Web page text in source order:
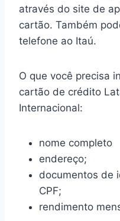
através do site de
cartão. Também
telefone ao Itaú.
O que você precisa
cartão de crédito
Internacional:
nome completo
endereço;
documentos de
CPF;
rendimento